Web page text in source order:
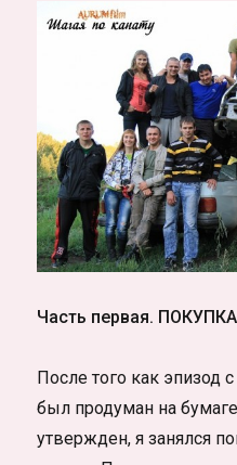
Часть первая. ПОКУПКА
После того как эпизод
был продуман на
утвержден, я занялся